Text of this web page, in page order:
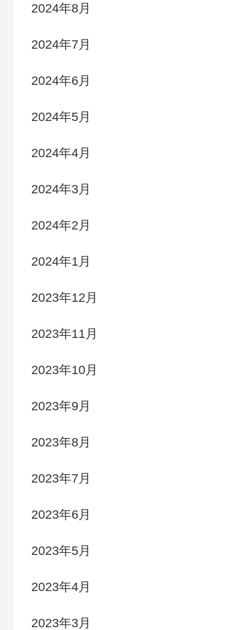
2024年8月
2024年7月
2024年6月
2024年5月
2024年4月
2024年3月
2024年2月
2024年1月
2023年12月
2023年11月
2023年10月
2023年9月
2023年8月
2023年7月
2023年6月
2023年5月
2023年4月
2023年3月